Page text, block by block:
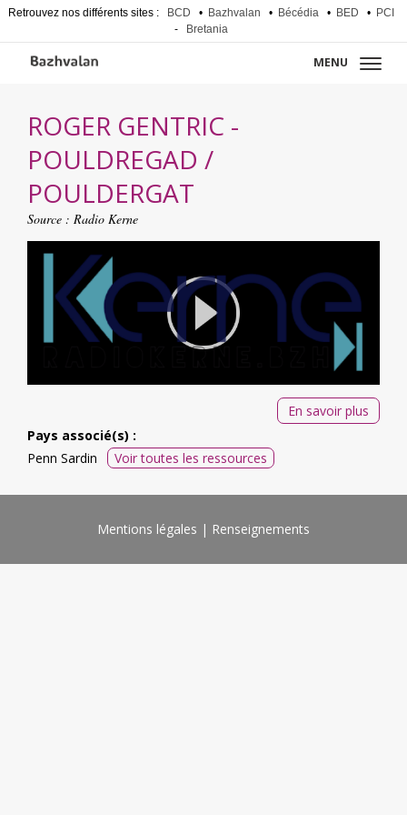
Retrouvez nos différents sites : BCD • Bazhvalan • Bécédia • BED •
PCI
-
Bretania
MENU
ROGER GENTRIC -
POULDREGAD /
POULDERGAT
Source : Radio Kerne
En savoir plus
Pays associé(s) :
Penn Sardin
Voir toutes les ressources
Mentions légales Renseignements